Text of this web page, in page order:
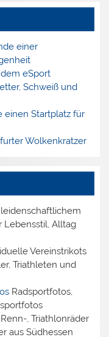
einer
eSport
Schweiß und
einen Startplatz für
Wolkenkratzer
Lebensstil, Alltag
Vereinstrikots
Triathleten und
Radsportfotos,
, Triathlonräder
aus Südhessen